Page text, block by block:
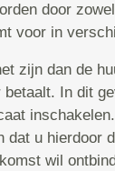
door
voor in
zijn dan de
betaalt. In dit
dat u hierdoor
wil